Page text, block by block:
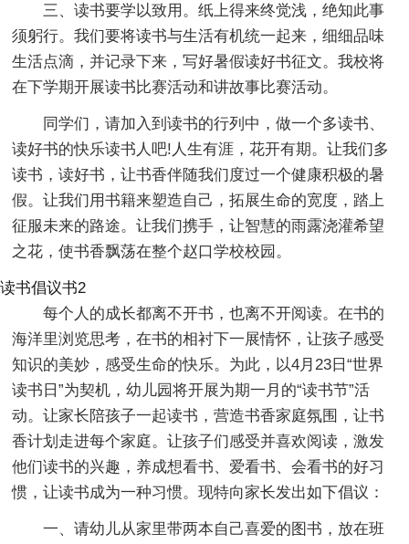
三、读书要学以致用。纸上得来终觉浅，绝知此事
须躬行。我们要将读书与生活有机统一起来，细细品味
生活点滴，并记录下来，写好暑假读好书征文。我校将
在下学期开展读书比赛活动和讲故事比赛活动。
同学们，请加入到读书的行列中，做一个多读书、
读好书的快乐读书人吧!人生有涯，花开有期。让我们多
读书，读好书，让书香伴随我们度过一个健康积极的暑
假。让我们用书籍来塑造自己，拓展生命的宽度，踏上
征服未来的路途。让我们携手，让智慧的雨露浇灌希望
之花，使书香飘荡在整个赵口学校校园。
读书倡议书2
每个人的成长都离不开书，也离不开阅读。在书的
海洋里浏览思考，在书的相衬下一展情怀，让孩子感受
知识的美妙，感受生命的快乐。为此，以4月23日“世界
读书日”为契机，幼儿园将开展为期一月的“读书节”活
动。让家长陪孩子一起读书，营造书香家庭氛围，让书
香计划走进每个家庭。让孩子们感受并喜欢阅读，激发
他们读书的兴趣，养成想看书、爱看书、会看书的好习
惯，让读书成为一种习惯。现特向家长发出如下倡议：
一、请幼儿从家里带两本自己喜爱的图书，放在班